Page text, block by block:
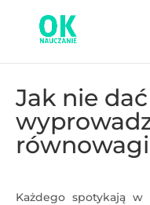
Jak nie
Każdego spotykają